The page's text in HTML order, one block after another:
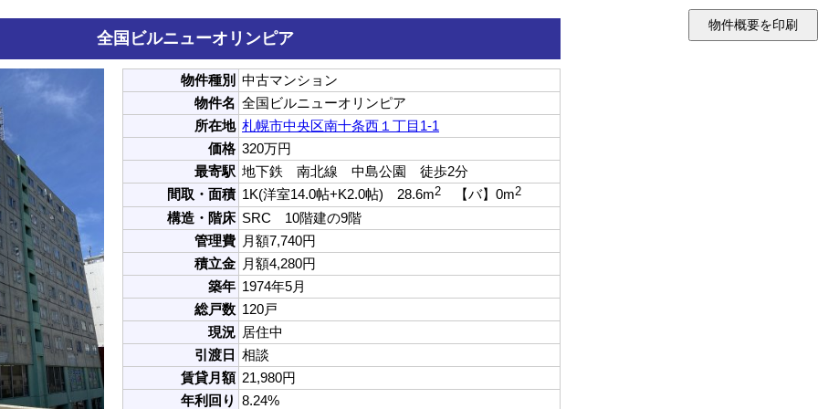
全国ビルニューオリンピア
物件種別 中古マンション
物件名 全国ビルニューオリンピア
所在地 札幌市中央区南十条西１丁目1-1
価格 320万円
最寄駅 地下鉄 南北線 中島公園 徒歩2分
間取・面積 1K(洋室14.0帖+K2.0帖) 28.6m2 【バ】0m2
構造・階床 SRC 10階建の9階
管理費 月額7,740円
積立金 月額4,280円
築年 1974年5月
総戸数 120戸
現況 居住中
引渡日 相談
賃貸月額 21,980円
年利回り 8.24%